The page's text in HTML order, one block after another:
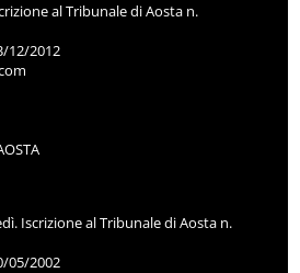
al Tribunale di Aosta n.
12/2012
Iscrizione al Tribunale di Aosta n.
05/2002